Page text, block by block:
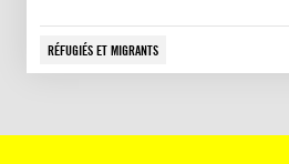
RÉFUGIÉS ET MIGRANTS